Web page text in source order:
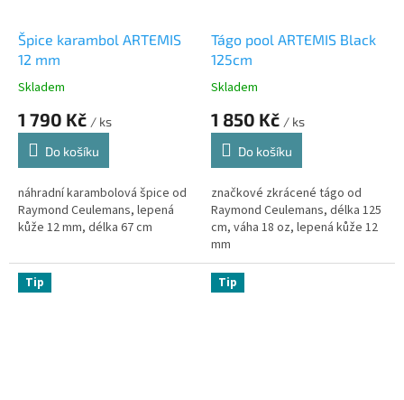
Špice karambol ARTEMIS
12 mm
Skladem
1 790 Kč / ks
Do košíku
náhradní karambolová špice od
Raymond Ceulemans, lepená
kůže 12 mm, délka 67 cm
Tágo pool ARTEMIS Black
125cm
Skladem
1 850 Kč / ks
Do košíku
značkové zkrácené tágo od
Raymond Ceulemans, délka 125
cm, váha 18 oz, lepená kůže 12
mm
Tip Tip